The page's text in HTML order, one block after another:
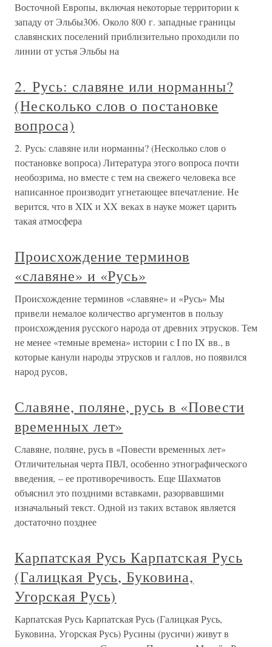
Восточной Европы, включая некоторые территории к
западу от Эльбы306. Около 800 г. западные границы
славянских поселений приблизительно проходили по
линии от устья Эльбы на
2. Русь: славяне или норманны?
(Несколько слов о постановке
вопроса)
2. Русь: славяне или норманны? (Несколько слов о
постановке вопроса) Литература этого вопроса почти
необозрима, но вместе с тем на свежего человека все
написанное производит угнетающее впечатление. Не
верится, что в XIX и XX веках в науке может царить
такая атмосфера
Происхождение терминов
«славяне» и «Русь»
Происхождение терминов «славяне» и «Русь» Мы
привели немалое количество аргументов в пользу
происхождения русского народа от древних этрусков. Тем
не менее «темные времена» истории с I по IX вв., в
которые канули народы этрусков и галлов, но появился
народ русов,
Славяне, поляне, русь в «Повести
временных лет»
Славяне, поляне, русь в «Повести временных лет»
Отличительная черта ПВЛ, особенно этнографического
введения, – ее противоречивость. Еще Шахматов
объяснил это поздними вставками, разорвавшими
изначальный текст. Одной из таких вставок является
достаточно позднее
Карпатская Русь Карпатская Русь
(Галицкая Русь, Буковина,
Угорская Русь)
Карпатская Русь Карпатская Русь (Галицкая Русь,
Буковина, Угорская Русь) Русины (русичи) живут в